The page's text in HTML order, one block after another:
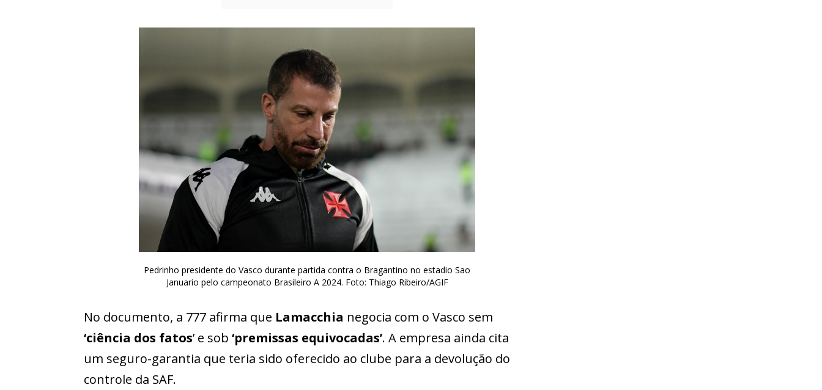
Pedrinho presidente do Vasco durante partida contra o Bragantino no estadio Sao
Januario pelo campeonato Brasileiro A 2024. Foto: Thiago Ribeiro/AGIF
No documento, a 777 afirma que Lamacchia negocia com o Vasco sem
‘ciência dos fatos’ e sob ‘premissas equivocadas’. A empresa ainda cita
um seguro-garantia que teria sido oferecido ao clube para a devolução do
controle da SAF.